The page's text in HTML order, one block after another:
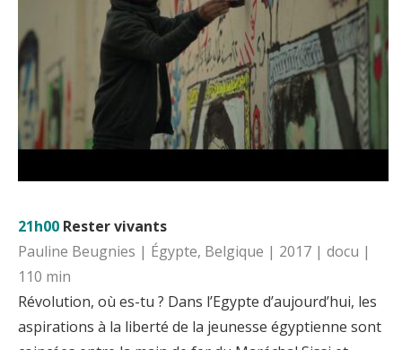
21h00 Rester vivants
Pauline Beugnies | Égypte, Belgique | 2017 | docu |
110 min
Révolution, où es-tu ? Dans l’Egypte d’aujourd’hui, les
aspirations à la liberté de la jeunesse égyptienne sont